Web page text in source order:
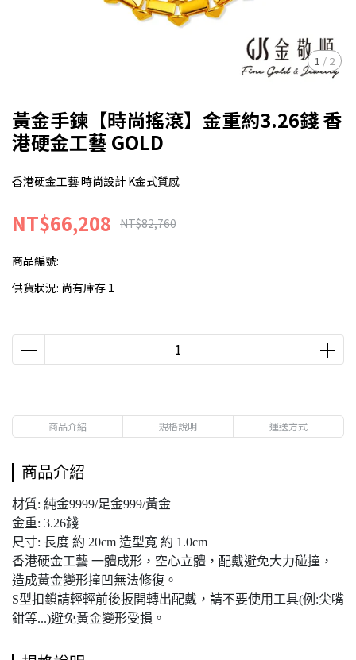
1 / 2
黃金手鍊【時尚搖滾】金重約3.26錢 香
港硬金工藝 GOLD
香港硬金工藝 時尚設計 K金式質感
NT$66,208 NT$82,760
商品編號:
供貨狀況: 尚有庫存 1
商品介紹 規格說明 運送方式
商品介紹
材質: 純金9999/足金999/黃金
金重: 3.26錢
尺寸: 長度 約 20cm 造型寬 約 1.0cm
香港硬金工藝 一體成形，空心立體，配戴避免大力碰撞，
造成黃金變形撞凹無法修復。
S型扣鎖請輕輕前後扳開轉出配戴，請不要使用工具(例:尖嘴
鉗等...)避免黃金變形受損。